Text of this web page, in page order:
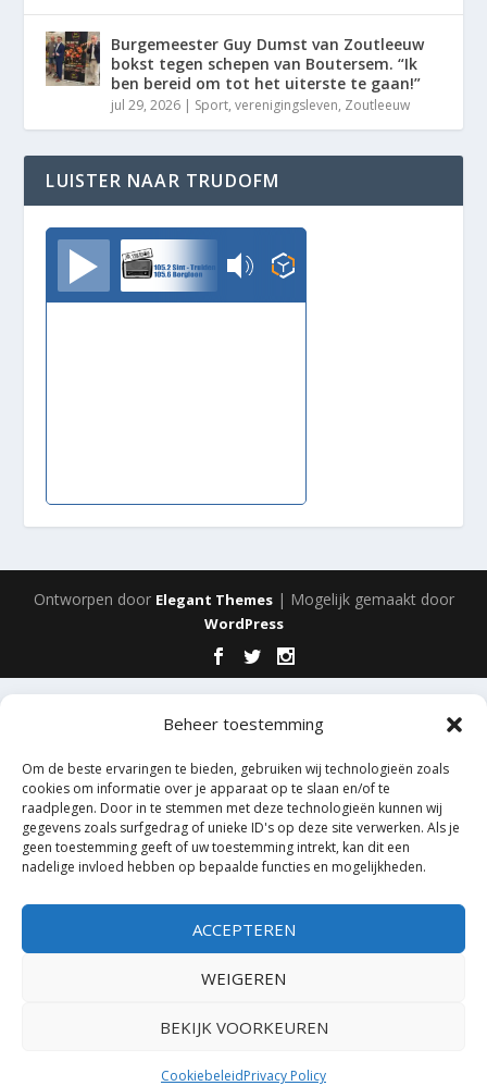
Beheer toestemming
Om de beste ervaringen te bieden, gebruiken wij technologieën zoals
cookies om informatie over je apparaat op te slaan en/of te
raadplegen. Door in te stemmen met deze technologieën kunnen wij
gegevens zoals surfgedrag of unieke ID's op deze site verwerken. Als je
geen toestemming geeft of uw toestemming intrekt, kan dit een
nadelige invloed hebben op bepaalde functies en mogelijkheden.
ACCEPTEREN
WEIGEREN
BEKIJK VOORKEUREN
CookiebeleidPrivacy Policy
Burgemeester Guy Dumst van Zoutleeuw
bokst tegen schepen van Boutersem. “Ik
ben bereid om tot het uiterste te gaan!”
jul 29, 2026 | Sport,verenigingsleven, Zoutleeuw
LUISTER NAAR TRUDOFM
TrudoFM
Ontworpen door Elegant Themes| Mogelijk gemaakt door
WordPress